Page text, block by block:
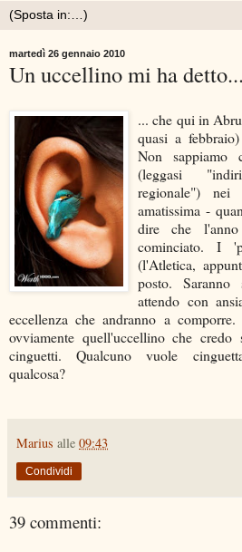
martedì 26 gennaio 2010
Un uccellino mi ha detto...
... che qui in
quasi a
Non sappiamo
(leggasi
regionale")
amatissima -
dire che
cominciato. I
(l'Atletica,
posto.
attendo con
eccellenza che andranno a
ovviamente quell'uccellino che
cinguetti. Qualcuno vuole
qualcosa?
Marius alle 09:43
Condividi
39 commenti: